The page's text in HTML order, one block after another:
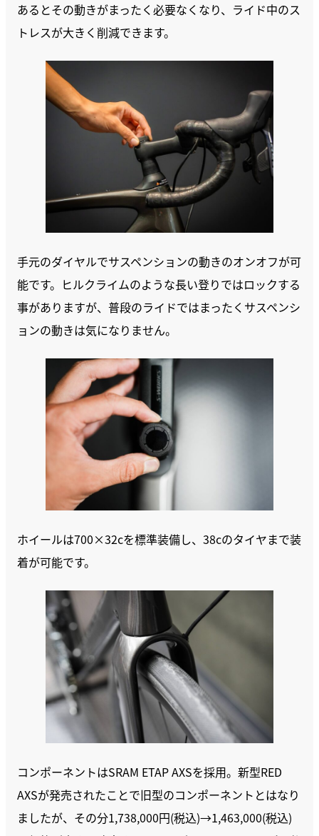
あるとその動きがまったく必要なくなり、ライド中のス
トレスが大きく削減できます。
手元のダイヤルでサスペンションの動きのオンオフが可
能です。ヒルクライムのような長い登りではロックする
事がありますが、普段のライドではまったくサスペンシ
ョンの動きは気になりません。
ホイールは700×32cを標準装備し、38cのタイヤまで装
着が可能です。
コンポーネントはSRAM ETAP AXSを採用。新型RED
AXSが発売されたことで旧型のコンポーネントとはなり
ましたが、その分1,738,000円(税込)→1,463,000(税込)